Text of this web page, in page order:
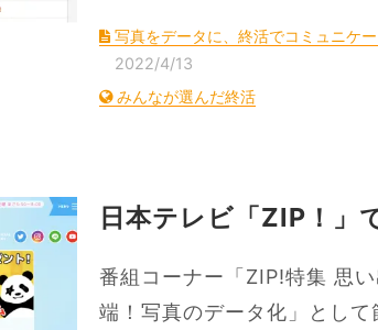
写真をデータに、終活でコミュニケ
2022/4/13
みんなが選んだ終活
日本テレビ「ZIP！」
番組コーナー「ZIP!特集 思
端！写真のデータ化」とし